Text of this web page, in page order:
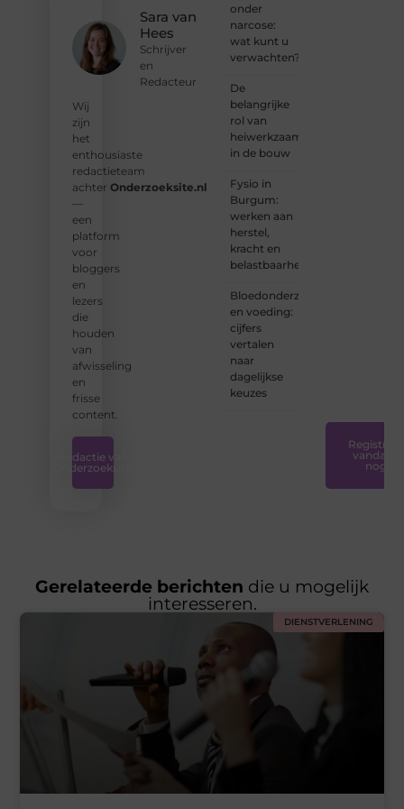
Sara van
Hees
Schrijver
en
Redacteur
Wij
zijn
het
enthousiaste
redactieteam
achter Onderzoeksite.nl
—
een
platform
voor
bloggers
en
lezers
die
houden
van
afwisseling
en
frisse
content.
Redactie van
Onderzoeksite
onder
narcose:
wat kunt u
verwachten?
De
belangrijke
rol van
heiwerkzaamheden
in de bouw
Fysio in
Burgum:
werken aan
herstel,
kracht en
belastbaarheid
Bloedonderzoek
en voeding:
cijfers
vertalen
naar
dagelijkse
keuzes
Registreer
vandaag
nog
Gerelateerde berichten die u mogelijk
interesseren.
DIENSTVERLENING